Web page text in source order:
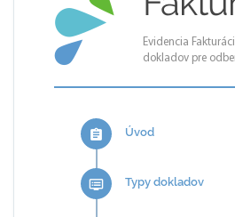
Evidencia
dokladov pre
assignment Úvod
dvr Typy dokladov